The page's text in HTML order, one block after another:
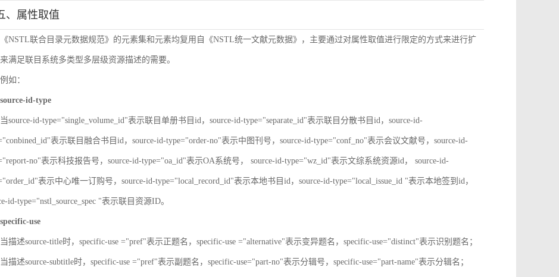
、属性取值
《NSTL联合目录元数据规范》的元素集和元素均复用自《NSTL统一文献元数据》，主要通过对属性取值进行限定的方式来进行扩
满足联目系统多类型多层级资源描述的需要。
例如：
source-id-type
当source-id-type="single_volume_id"表示联目单册书目id，source-id-type="separate_id"表示联目分散书目id，source-id-
表示联目融合书目id，source-id-type="order-no"表示中图刊号，source-id-type="conf_no"表示会议文献号，source-id-
no"表示科技报告号，source-id-type="oa_id"表示OA系统号， source-id-type="wz_id"表示文综系统资源id， source-id-
表示中心唯一订购号，source-id-type="local_record_id"表示本地书目id，source-id-type="local_issue_id "表示本地签到id，
id-type="nstl_source_spec "表示联目资源ID。
specific-use
当描述source-title时，specific-use ="pref"表示正题名，specific-use ="alternative"表示变异题名，specific-use="distinct"表示识别题名；
当描述source-subtitle时，specific-use ="pref"表示副题名，specific-use="part-no"表示分辑号，specific-use="part-name"表示分辑名；